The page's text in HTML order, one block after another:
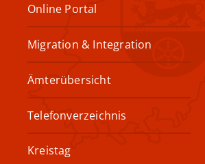
Online Portal
Migration & Integration
Ämterübersicht
Telefonverzeichnis
Kreistag